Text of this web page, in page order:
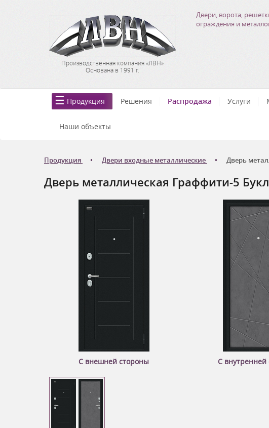
Производственная компания «ЛВН»
Основана в 1991 г.
Двери, ворота,
ограждения и
Продукция Решения Распродажа Услуги
Наши объекты
Продукция Двери входные металлические Дверь
Дверь металлическая Граффити-5
С внешней стороны С внутренней